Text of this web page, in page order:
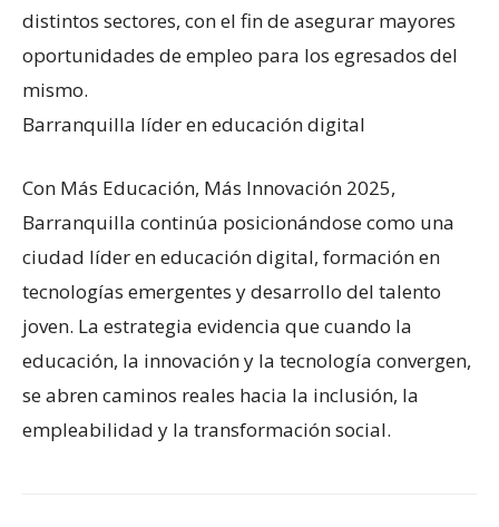
distintos sectores, con el fin de asegurar mayores
oportunidades de empleo para los egresados del
mismo.
Barranquilla líder en educación digital
Con Más Educación, Más Innovación 2025,
Barranquilla continúa posicionándose como una
ciudad líder en educación digital, formación en
tecnologías emergentes y desarrollo del talento
joven. La estrategia evidencia que cuando la
educación, la innovación y la tecnología convergen,
se abren caminos reales hacia la inclusión, la
empleabilidad y la transformación social.